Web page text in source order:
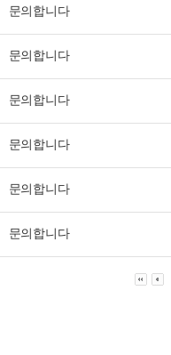
문의합니다
문의합니다
문의합니다
문의합니다
문의합니다
문의합니다